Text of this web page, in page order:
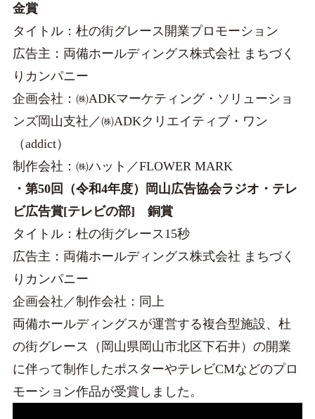
金賞
タイトル：杜の街グレース開業プロモーション
広告主：両備ホールディングス株式会社 まちづく
りカンパニー
企画会社：㈱ADKマーケティング・ソリューショ
ンズ岡山支社／㈱ADKクリエイティブ・ワン
（addict）
制作会社：㈱ハット／FLOWER MARK
・第50回（令和4年度）岡山広告協会ラジオ・テレ
ビ広告賞[テレビの部] 銅賞
タイトル：杜の街グレース15秒
広告主：両備ホールディングス株式会社 まちづく
りカンパニー
企画会社／制作会社：同上
両備ホールディングスが運営する複合型施設、杜
の街グレース（岡山県岡山市北区下石井）の開業
に伴って制作したポスターやテレビCMなどのプロ
モーション作品が受賞しました。